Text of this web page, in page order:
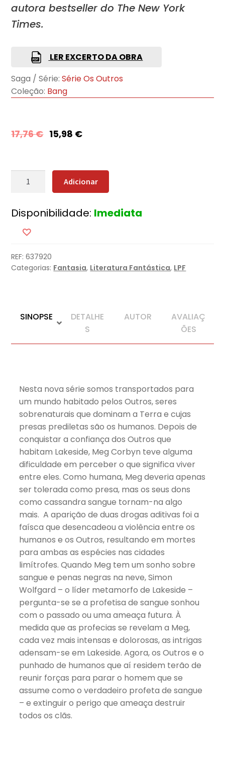
autora bestseller do The New York
Times.
LER EXCERTO DA OBRA
Saga / Série: Série Os Outros
Coleção: Bang
17,76€ 15,98 €
Quantidade
de
Corvos
Adicionar
Disponibilidade: Imediata
REF:637920
Categorias: Fantasia, Literatura Fantástica, LPF
SINOPSE
DETALHE
S
AUTOR
AVALIAÇ
ÕES
Nesta nova série somos transportados para
um mundo habitado pelos Outros, seres
sobrenaturais que dominam a Terra e cujas
presas prediletas são os humanos. Depois de
conquistar a confiança dos Outros que
habitam Lakeside, Meg Corbyn teve alguma
dificuldade em perceber o que significa viver
entre eles. Como humana, Meg deveria apenas
ser tolerada como presa, mas os seus dons
como cassandra sangue tornam-na algo
mais. A aparição de duas drogas aditivas foi a
faísca que desencadeou a violência entre os
humanos e os Outros, resultando em mortes
para ambas as espécies nas cidades
limítrofes. Quando Meg tem um sonho sobre
sangue e penas negras na neve, Simon
Wolfgard – o líder metamorfo de Lakeside –
pergunta-se se a profetisa de sangue sonhou
com o passado ou uma ameaça futura. À
medida que as profecias se revelam a Meg,
cada vez mais intensas e dolorosas, as intrigas
adensam-se em Lakeside. Agora, os Outros e o
punhado de humanos que aí residem terão de
reunir forças para parar o homem que se
assume como o verdadeiro profeta de sangue
– e extinguir o perigo que ameaça destruir
todos os clãs.